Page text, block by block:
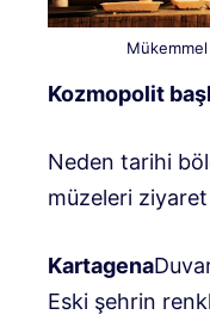
Kozmopolit
Neden tarihi
müzeleri
Kartagena
Eski şehrin